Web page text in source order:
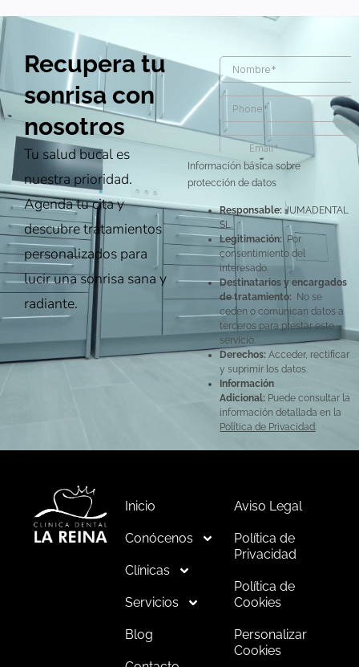
Recupera tu
sonrisa con
nosotros
Tu salud bucal es
nuestra prioridad.
Agenda tu cita y
descubre tratamientos
personalizados para
lucir una sonrisa sana y
radiante.
Información básica sobre
protección de datos
Responsable: JUMADENTAL
SL.
Legitimación: Por
consentimiento del
interesado.
Destinatarios y encargados
de tratamiento:
No se
ceden o comunican datos a
terceros para prestar este
servicio.
Derechos: Acceder, rectificar
y suprimir los datos.
Información
Adicional: Puede consultar la
información detallada en la
Política de Privacidad.
Inicio
Conócenos
Clínicas
Servicios
Blog
Aviso Legal
Política de
Privacidad
Política de
Cookies
Personalizar
Cookies